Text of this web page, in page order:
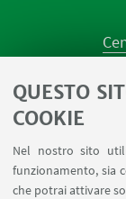
QUESTO
COOKIE
Nel nostro sito
funzionamento, sia
che potrai attivare
Prenotazione